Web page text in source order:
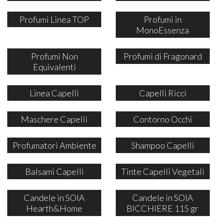
Profumi Linea TOP
Profumi in
MonoEssenza
Profumi Non
Equivalenti
Profumi di Fragonard
Linea Capelli Capelli Ricci
Maschere Capelli Contorno Occhi
Profumatori Ambiente Shampoo Capelli
Balsami Capelli Tinte Capelli Vegetali
Candele in SOIA
Hearth&Home
Candele in SOIA
BICCHIERE 115 gr